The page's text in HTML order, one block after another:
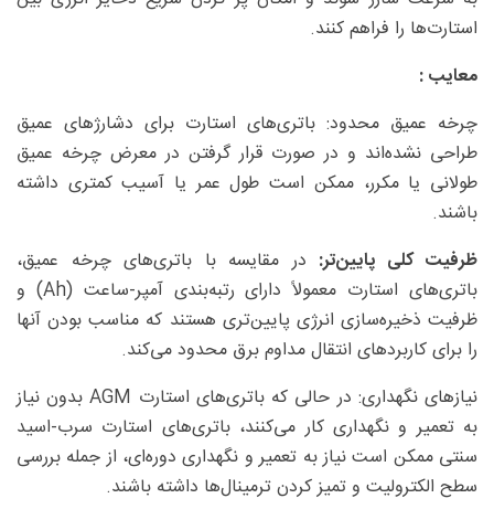
استارت‌ها را فراهم کنند.
معایب :
چرخه عمیق محدود: باتری‌های استارت برای دشارژهای عمیق
طراحی نشده‌اند و در صورت قرار گرفتن در معرض چرخه عمیق
طولانی یا مکرر، ممکن است طول عمر یا آسیب کمتری داشته
باشند.
ظرفیت کلی پایین‌تر: در مقایسه با باتری‌های چرخه عمیق،
باتری‌های استارت معمولاً دارای رتبه‌بندی آمپر-ساعت (Ah) و
ظرفیت ذخیره‌سازی انرژی پایین‌تری هستند که مناسب بودن آنها
را برای کاربردهای انتقال مداوم برق محدود می‌کند.
نیازهای نگهداری: در حالی که باتری‌های استارت AGM بدون نیاز
به تعمیر و نگهداری کار می‌کنند، باتری‌های استارت سرب-اسید
سنتی ممکن است نیاز به تعمیر و نگهداری دوره‌ای، از جمله بررسی
سطح الکترولیت و تمیز کردن ترمینال‌ها داشته باشند.